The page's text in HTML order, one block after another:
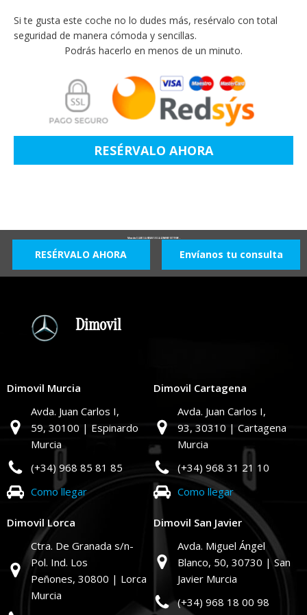
Si te gusta este coche no lo dudes más, resérvalo con total
seguridad de manera cómoda y sencillas.
Podrás hacerlo en menos de un minuto.
RESÉRVALO AHORA
Mercedes CLASE CLA SEDAN 1.5 CLA 220 MHEV DCT 190 4P -
RESÉRVALO AHORA Envíanos tu consulta
Dimovil
Dimovil Murcia
Avda. Juan Carlos I,
59, 30100 | Espinardo
Murcia
(+34) 968 85 81 85
Como llegar
Dimovil Cartagena
Avda. Juan Carlos I,
93, 30310 | Cartagena
Murcia
(+34) 968 31 21 10
Como llegar
Dimovil Lorca
Ctra. De Granada s/n-
Pol. Ind. Los
Peñones, 30800 | Lorca
Murcia
Dimovil San Javier
Avda. Miguel Ángel
Blanco, 50, 30730 | San
Javier Murcia
(+34) 968 18 00 98